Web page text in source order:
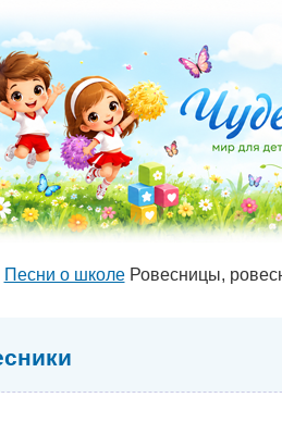
Песни о школеРовесницы,